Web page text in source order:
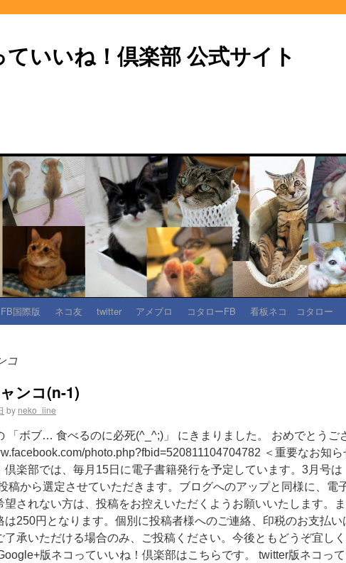
いいね！倶楽部 公式サイト
FB国際版 ネコ友 twitter アメブロ コタローFB 看板ネコ コタロー
コ
ンコ(n-1)
by neko_iine
「ボブ… 食べるのに必死(^_^;)」 にきまりました。 おめでとうご
photo.php?fbid=520811104704782 ＜重要なお知ら
倶楽部では、毎月15日に電子書籍発行を予定しています。3月号は
稿から選定させていただきます。ブログへのアップと同様に、電
望されない方は、投稿をお控えいただくようお願いいたします。ま
は250円となります。個別に投稿者様へのご連絡、印税のお支払い
了承いただける場合のみ、ご投稿ください。今後ともどうぞ宜し
版ネコっていいね！倶楽部はこちらです。 twitter版ネコっ